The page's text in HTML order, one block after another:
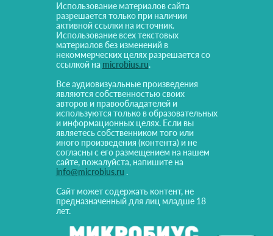
Использование материалов сайта
разрешается только при наличии
активной ссылки на источник.
Использование всех текстовых
материалов без изменений в
некоммерческих целях разрешается со
ссылкой на microbius.ru.
Все аудиовизуальные произведения
являются собственностью своих
авторов и правообладателей и
используются только в образовательных
и информационных целях. Если вы
являетесь собственником того или
иного произведения (контента) и не
согласны с его размещением на нашем
сайте, пожалуйста, напишите на
info@microbius.ru .
Сайт может содержать контент, не
предназначенный для лиц младше 18
лет.